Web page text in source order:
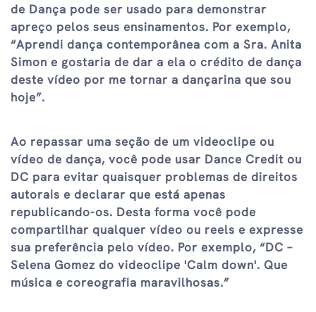
de Dança pode ser usado para demonstrar
apreço pelos seus ensinamentos. Por exemplo,
“Aprendi dança contemporânea com a Sra. Anita
Simon e gostaria de dar a ela o crédito de dança
deste vídeo por me tornar a dançarina que sou
hoje”.
Ao repassar uma seção de um videoclipe ou
vídeo de dança, você pode usar Dance Credit ou
DC para evitar quaisquer problemas de direitos
autorais e declarar que está apenas
republicando-os. Desta forma você pode
compartilhar qualquer vídeo ou reels e expresse
sua preferência pelo vídeo. Por exemplo, “DC –
Selena Gomez do videoclipe 'Calm down'. Que
música e coreografia maravilhosas.”